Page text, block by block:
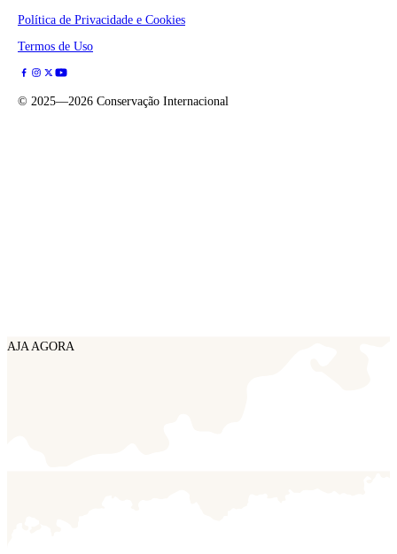
Política de Privacidade e Cookies
Termos de Uso
© 2025—2026 Conservação Internacional
AJA AGORA